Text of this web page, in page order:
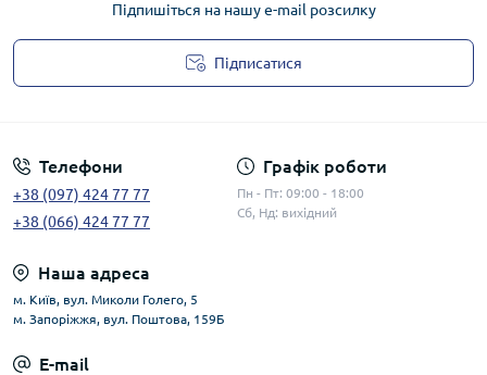
Підпишіться на нашу e-mail розсилку
Підписатися
Телефони
+38 (097) 424 77 77
+38 (066) 424 77 77
Графік роботи
Пн - Пт: 09:00 - 18:00
Сб, Нд: вихідний
Наша адреса
м. Київ, вул. Миколи Голего, 5
м. Запоріжжя, вул. Поштова, 159Б
E-mail